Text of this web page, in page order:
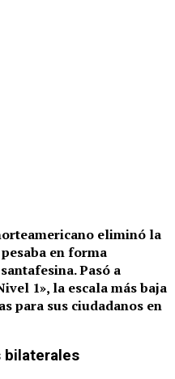
eliminó la
en forma
Pasó a
1», la escala más baja
para sus ciudadanos en
bilaterales